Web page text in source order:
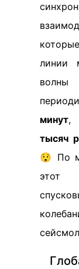
линии
минут,
тысяч
😯 По
этот